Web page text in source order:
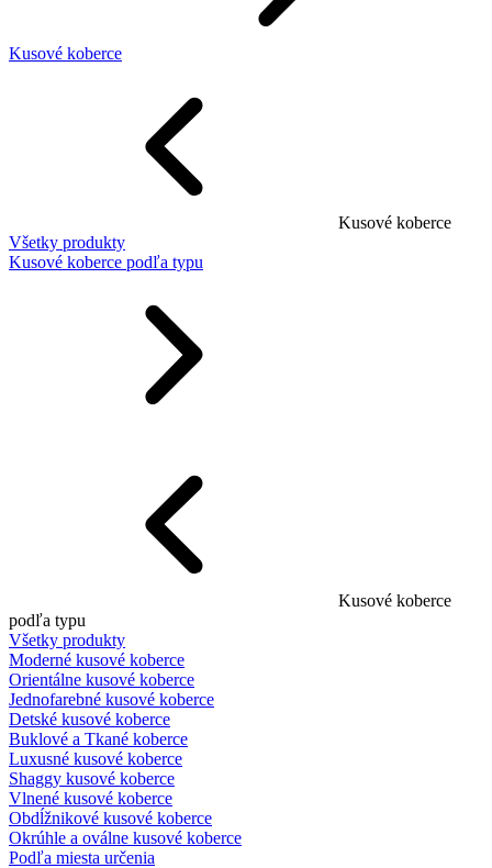
Kusové koberce
Kusové koberce
Všetky produkty
Kusové koberce podľa typu
Kusové koberce
podľa typu
Všetky produkty
Moderné kusové koberce
Orientálne kusové koberce
Jednofarebné kusové koberce
Detské kusové koberce
Buklové a Tkané koberce
Luxusné kusové koberce
Shaggy kusové koberce
Vlnené kusové koberce
Obdĺžnikové kusové koberce
Okrúhle a oválne kusové koberce
Podľa miesta určenia